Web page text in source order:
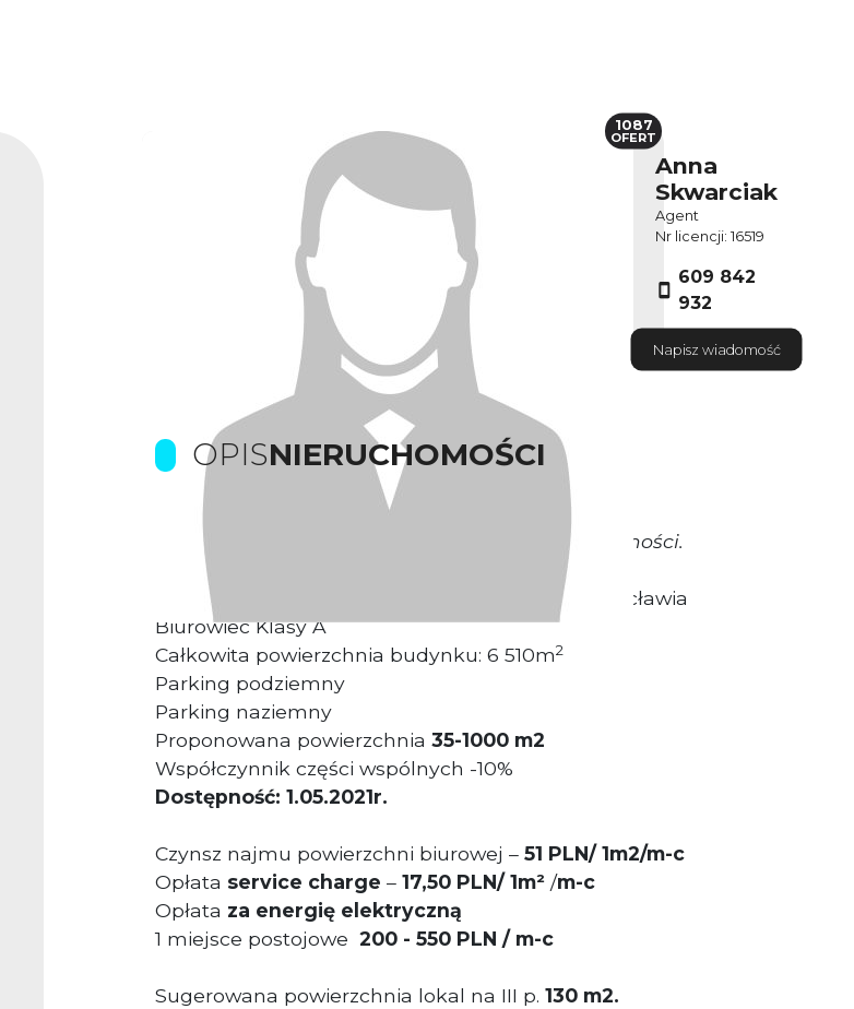
Anna
Skwarciak
Agent
Nr licencji: 16519
609 842
932
Napisz wiadomość
1087
OFERT
OPISNIERUCHOMOŚCI
Prowizje dla biura pokrywa Właściciel nieruchomości.
Kompleks biurowy usytuowany w Centrum Wrocławia
Biurowiec Klasy A
Całkowita powierzchnia budynku: 6 510m2
Parking podziemny
Parking naziemny
Proponowana powierzchnia 35-1000 m2
Współczynnik części wspólnych -10%
Dostępność: 1.05.2021r.
Czynsz najmu powierzchni biurowej – 51 PLN/ 1m2/m-c
Opłata service charge – 17,50 PLN/ 1m² /m-c
Opłata za energię elektryczną
1 miejsce postojowe 200 - 550 PLN / m-c
Sugerowana powierzchnia lokal na III p. 130 m2.